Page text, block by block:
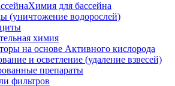
Химия для бассейна
(уничтожение водорослей)
химия
на основе Активного кислорода
и осветление (удаление взвесей)
препараты
фильтров